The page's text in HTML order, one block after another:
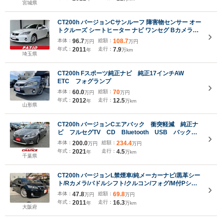
宮城県
埼玉県
CT200h バージョンCサンルーフ 障害物センサー オー
トクルーズ シートヒーター ナビ ワンセグ Bカメラ
LEDヘッドライト AW16インチ スマキー 禁煙車 取扱
説明書 フルフラット ABS オートライト フォグ 電格
ミラー CD
本体： 96.7万円
年式： 2011年
総額： 108.7万円
走行： 7.9万km
山形県
CT200h Fスポーツ純正ナビ 純正17インチAW
ETC フォグランプ
本体： 60.0万円
年式： 2012年
総額： 70万円
走行： 12.5万km
千葉県
CT200h バージョンCエアバック 衝突軽減 純正ナ
ビ フルセグTV CD Bluetooth USB バックカ
メラ キーレス ETC シートヒーター ドラレコ前
後 電格ミラー LED オートライト パワーシー
ト 純正アルミホイール サンルーフ
本体： 200.0万円
年式： 2021年
総額： 234.4万円
走行： 4.5万km
大阪府
CT200h バージョンL禁煙車/純メーカーナビ/黒革シー
ト/Rカメラ/パドルシフト/クルコン/フォグ/M付Pシー
ト/ステアS/防眩ミラー/ETC/トノカバー/リアスポ/W付
電格/社外レーダー/ヘッドライトウォッシャー/クリソ
本体： 47.8万円
年式： 2011年
総額： 69.8万円
走行： 16.3万km